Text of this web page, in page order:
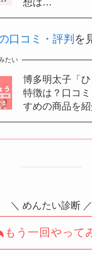
口コミ・評判 を
たい
博多明太子「
特徴は？口コ
すめの商品を
＼ めんたい診断 ／
もう一回やって